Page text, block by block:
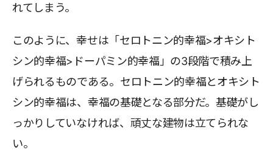
れてしまう。
このように、幸せは「セロトニン的幸福>オキシト
シン的幸福>ドーパミン的幸福」の3段階で積み上
げられるものである。セロトニン的幸福とオキシト
シン的幸福は、幸福の基礎となる部分だ。基礎がし
っかりしていなければ、頑丈な建物は立てられな
い。